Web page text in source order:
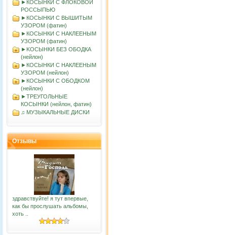
►КОСЫНКИ С ФЛОКОВОЙ
РОССЫПЬЮ
►КОСЫНКИ С ВЫШИТЫМ
УЗОРОМ (фатин)
►КОСЫНКИ С НАКЛЕЕНЫМ
УЗОРОМ (фатин)
►KOСЫНКИ БЕЗ ОБОДКА
(нейлон)
►КОСЫНКИ С НАКЛЕЕНЫМ
УЗОРОМ (нейлон)
►КОСЫНКИ С ОБОДКОМ
(нейлон)
►ТРЕУГОЛЬНЫЕ
КОСЫНКИ (нейлон, фатин)
♫ МУЗЫКАЛЬНЫЕ ДИСКИ
Отзывы
здравствуйте! я тут впервые,
как бы прослушать альбомы,
хоть ..